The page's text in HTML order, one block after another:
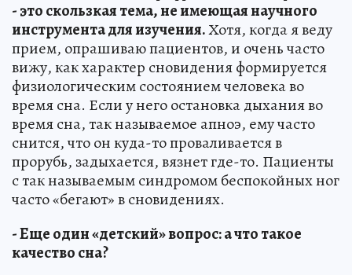
- это скользкая тема, не имеющая научного
инструмента для изучения.Хотя, когда я веду
прием, опрашиваю пациентов, и очень часто
вижу, как характер сновидения формируется
физиологическим состоянием человека во
время сна. Если у него остановка дыхания во
время сна, так называемое апноэ, ему часто
снится, что он куда-то проваливается в
прорубь, задыхается, вязнет где-то. Пациенты
с так называемым синдромом беспокойных ног
часто «бегают» в сновидениях.
- Еще один «детский» вопрос: а что такое
качество сна?